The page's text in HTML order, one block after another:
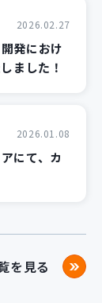
2026.02.27
発におけ
ました！
2026.01.08
にて、カ
を見る